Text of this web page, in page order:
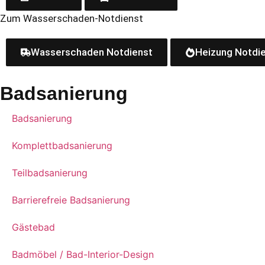
Zum Wasserschaden-Notdienst
Wasserschaden Notdienst Heizung
Badsanierung
Badsanierung
Komplettbadsanierung
Teilbadsanierung
Barrierefreie Badsanierung
Gästebad
Badmöbel / Bad-Interior-Design